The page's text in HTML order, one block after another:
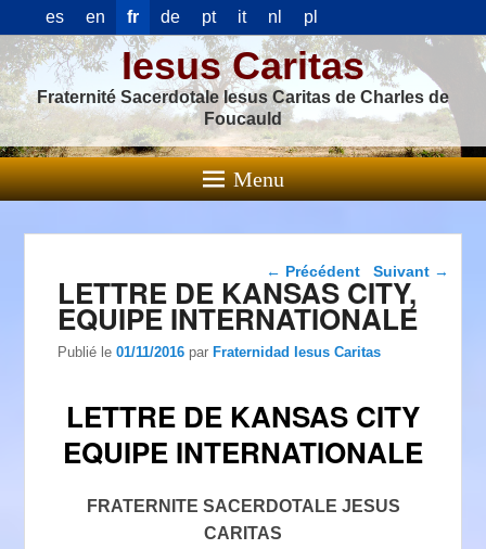
es en fr de pt it nl pl
Iesus Caritas
Fraternité Sacerdotale Iesus Caritas de Charles de
Foucauld
Menu
Navigation dans les
articles
← Précédent Suivant →
LETTRE DE KANSAS CITY,
EQUIPE INTERNATIONALE
Publié le01/11/2016 parFraternidad Iesus Caritas
LETTRE DE KANSAS CITY
EQUIPE INTERNATIONALE
FRATERNITE SACERDOTALE JESUS
CARITAS